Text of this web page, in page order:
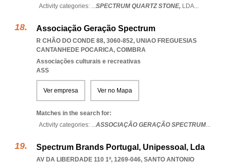
Activity categories: ...SPECTRUM QUARTZ STONE, LDA...
Associação Geração Spectrum
R CHÃO DO CONDE 88, 3060-852, UNIAO FREGUESIAS
CANTANHEDE POCARICA, COIMBRA
Associações culturais e recreativas
ASS
Ver empresa Ver no Mapa
Matches in the search for:
Activity categories: ...ASSOCIAÇÃO GERAÇÃO SPECTRUM...
Spectrum Brands Portugal, Unipessoal, Lda
AV DA LIBERDADE 110 1º, 1269-046, SANTO ANTONIO